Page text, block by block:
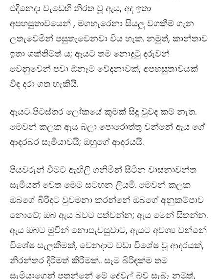
එදිනෙදා වැඩෙහි නිරත වූ ඇය​, අද ඉතා
අපහසුතාවයෙන් , මගහැරෙනා සියලු වගකීම් ගැන
ලතැවෙමින් පසුතැවෙනවා විය හැක. නමුත්​, කාන්තාව
ඉතා ශක්තිමත්‍ ය​; ඇයට තම නොදුටු දරුවන්
වෙනුවෙන් පවා ඕනෑම වේදනාවක්, අපහසුතාවයක්
විඳ දරා ගත හැකියි.
ඇයට පිටස්තර ලෝකයේ කුමක් සිදු වුවද කම් නැත​.
මෙවන් කලක ඇය බලා පොරොත්තු වන්නේ ඇය ගේ
ආදරබර සැමියාවයි; ඔහුගේ ආදරයයි.
පියවරුන් වීමට ඇඟිලි ගනිමින් සිටින වාසනාවන්ත
සැමියන් වෙත මෙම සටහන ලියමි. මෙවන් කලක
ඔබගේ බිරිඳට වුවමනා කරන්නේ ඔබගේ අනුකම්පාව
නොවේ; ඔබ ඇය බවට පත්වන්න; ඇය මෙන් සිතන්න​.
ඇය ඔබට මුවින් නොපැවසුවාට​, ඇයට අවශ‍්‍ය වන්නේ
විශේෂ සැලකීමක්, වෙනදාට වඩා විශේෂ වූ ආදරයක්,
නිරන්තර දිරිමත් කිරීමක්.. සෑම බිරිඳක්ම තම
සැමියාගෙන් පතන්නේ මේ දේවල් බව සැබෑ නමුත්,